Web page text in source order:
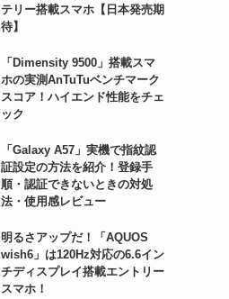
テリー搭載スマホ【日本発売期
待】
「Dimensity 9500」搭載スマ
ホの実測AnTuTuベンチマーク
スコア！ハイエンド性能をチェ
ック
「Galaxy A57」実機で指紋認
証設定の方法を紹介！登録手
順・認証できないときの対処
法・使用感レビュー
明るさアップだ！「AQUOS
wish6」は120Hz対応の6.6イン
チディスプレイ搭載エントリー
スマホ！